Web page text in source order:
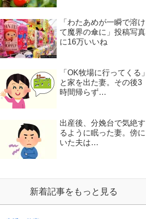
「わたあめが一瞬で溶け
て魔界の傘に」投稿写真
に16万いいね
「OK牧場に行ってくる」
と家を出た妻。その後3
時間帰らず…
出産後、分娩台で気絶す
るように眠った妻。傍に
いた夫は…
新着記事をもっと見る